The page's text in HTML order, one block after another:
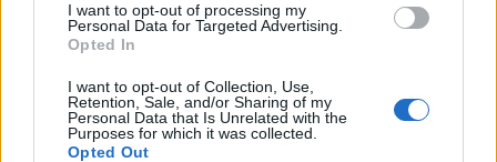
I want to opt-out of processing my
Personal Data for Targeted Advertising.
Opted In
I want to opt-out of Collection, Use,
Retention, Sale, and/or Sharing of my
Personal Data that Is Unrelated with the
Purposes for which it was collected.
Opted Out